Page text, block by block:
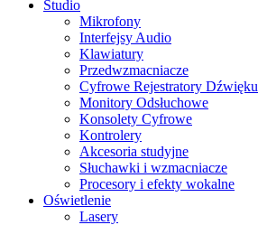
Studio
Mikrofony
Interfejsy Audio
Klawiatury
Przedwzmacniacze
Cyfrowe Rejestratory Dźwięku
Monitory Odsłuchowe
Konsolety Cyfrowe
Kontrolery
Akcesoria studyjne
Słuchawki i wzmacniacze
Procesory i efekty wokalne
Oświetlenie
Lasery